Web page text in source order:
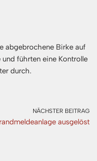
abgebrochene Birke auf
führten eine Kontrolle
durch.
NÄCHSTER BEITRAG
ausgelöst